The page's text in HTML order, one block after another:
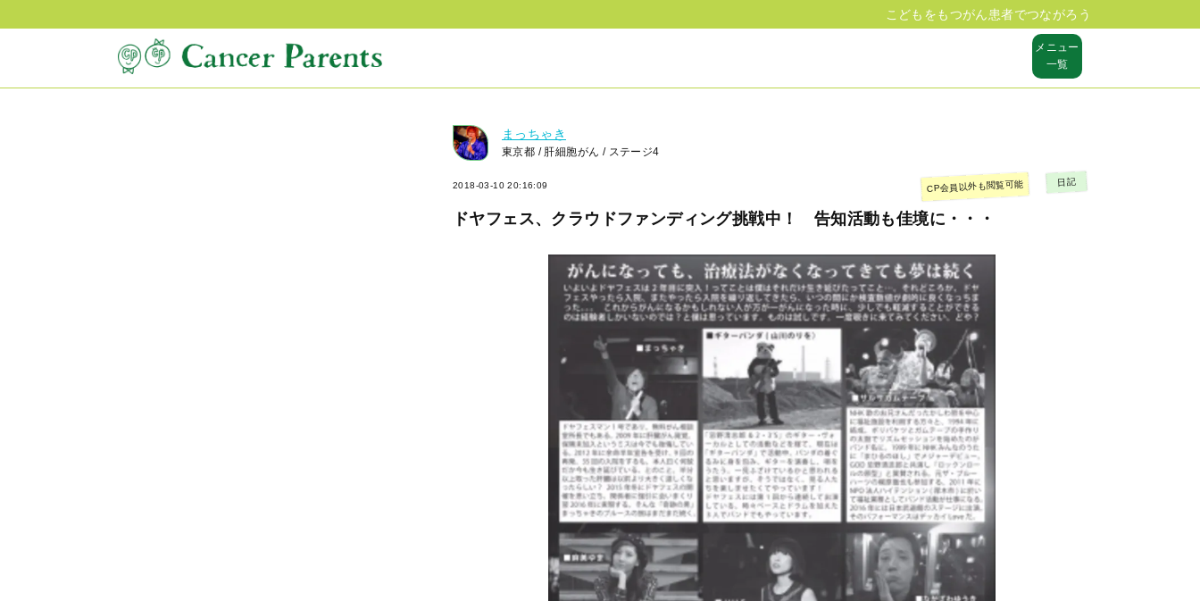
こどもをもつがん患者でつながろう
メニュー
一覧
まっちゃき
東京都 / 肝細胞がん / ステージ4
2018-03-10 20:16:09
ドヤフェス、クラウドファンディング挑戦中！ 告知活動も佳境に・・・
CP会員以外も閲覧可能 日記